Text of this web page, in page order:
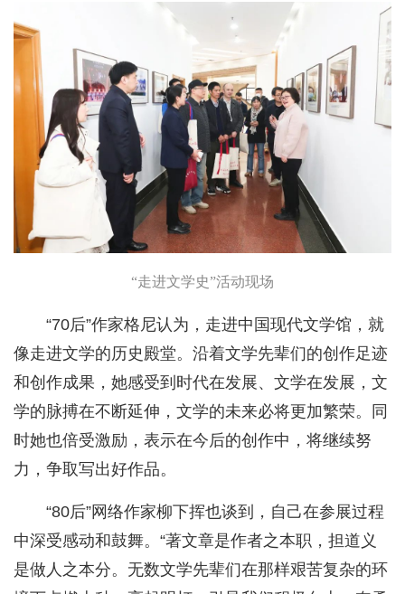
“走进文学史”活动现场
“70后”作家格尼认为，走进中国现代文学馆，就
像走进文学的历史殿堂。沿着文学先辈们的创作足迹
和创作成果，她感受到时代在发展、文学在发展，文
学的脉搏在不断延伸，文学的未来必将更加繁荣。同
时她也倍受激励，表示在今后的创作中，将继续努
力，争取写出好作品。
“80后”网络作家柳下挥也谈到，自己在参展过程
中深受感动和鼓舞。“著文章是作者之本职，担道义
是做人之本分。无数文学先辈们在那样艰苦复杂的环